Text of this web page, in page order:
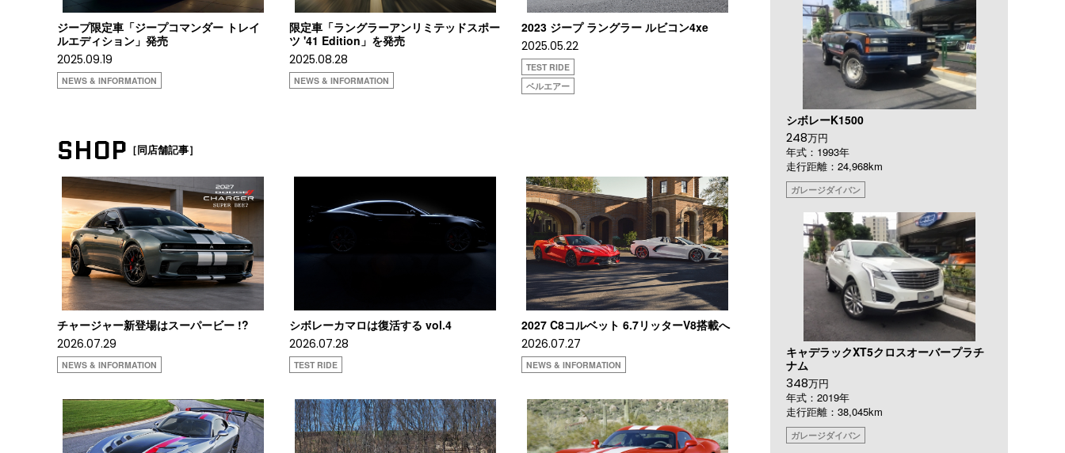
ジープ限定車「ジープコマンダー トレイ
ルエディション」発売
2025.09.19
NEWS & INFORMATION
限定車「ラングラーアンリミテッドスポー
ツ '41 Edition」を発売
2025.08.28
NEWS & INFORMATION
2023 ジープ ラングラー ルビコン4xe
2025.05.22
TEST RIDE
ベルエアー
SHOP ［同店舗記事］
チャージャー新登場はスーパービー !?
2026.07.29
NEWS & INFORMATION
シボレーカマロは復活する vol.4
2026.07.28
TEST RIDE
2027 C8コルベット 6.7リッターV8搭載へ
2026.07.27
NEWS & INFORMATION
シボレーK1500
248万円
年式：1993年
走行距離：24,968km
ガレージダイバン
キャデラックXT5クロスオーバープラチ
ナム
348万円
年式：2019年
走行距離：38,045km
ガレージダイバン